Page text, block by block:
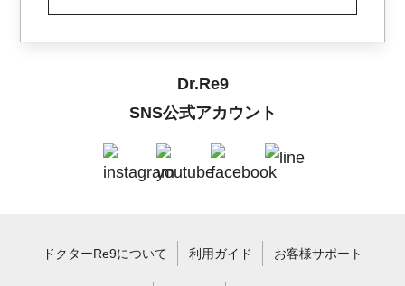
Dr.Re9
SNS公式アカウント
ドクターRe9について 利用ガイド お客様サポート